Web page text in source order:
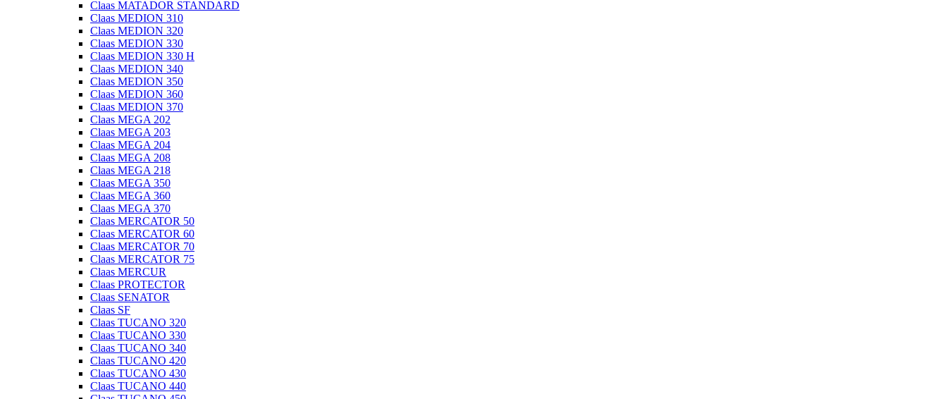
Claas MATADOR STANDARD
Claas MEDION 310
Claas MEDION 320
Claas MEDION 330
Claas MEDION 330 H
Claas MEDION 340
Claas MEDION 350
Claas MEDION 360
Claas MEDION 370
Claas MEGA 202
Claas MEGA 203
Claas MEGA 204
Claas MEGA 208
Claas MEGA 218
Claas MEGA 350
Claas MEGA 360
Claas MEGA 370
Claas MERCATOR 50
Claas MERCATOR 60
Claas MERCATOR 70
Claas MERCATOR 75
Claas MERCUR
Claas PROTECTOR
Claas SENATOR
Claas SF
Claas TUCANO 320
Claas TUCANO 330
Claas TUCANO 340
Claas TUCANO 420
Claas TUCANO 430
Claas TUCANO 440